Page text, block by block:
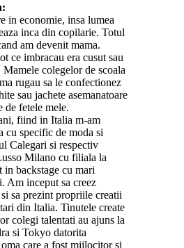
in economie, insa lumea
inca din copilarie. Totul
am devenit mama.
ce imbracau era cusut sau
Mamele colegelor de scoala
rugau sa le confectionez
sau jachete asemanatoare
de fetele mele.
fiind in Italia m-am
cu specific de moda si
Calegari si respectiv
Milano cu filiala la
backstage cu mari
Am inceput sa creez
sa prezint propriile creatii
din Italia. Tinutele create
colegi talentati au ajuns la
si Tokyo datorita
care a fost mijlocitor si